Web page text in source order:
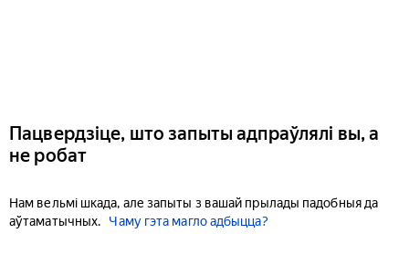
Пацвердзіце, што запыты адпраўлялі вы, а
не робат
Нам вельмі шкада, але запыты з вашай прылады падобныя да
аўтаматычных.
Чаму гэта магло адбыцца?